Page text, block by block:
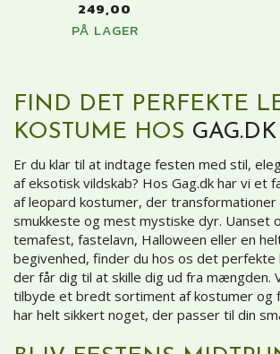
249,00
PÅ LAGER
FIND DET PERFEKTE
KOSTUME HOS GAG.DK
Er du klar til at indtage festen med stil,
af eksotisk vildskab? Hos Gag.dk har vi et
af leopard kostumer, der transformationer
smukkeste og mest mystiske dyr. Uanset
temafest, fastelavn, Halloween eller en
begivenhed, finder du hos os det perfekte
der får dig til at skille dig ud fra mængden.
tilbyde et bredt sortiment af kostumer og
har helt sikkert noget, der passer til din